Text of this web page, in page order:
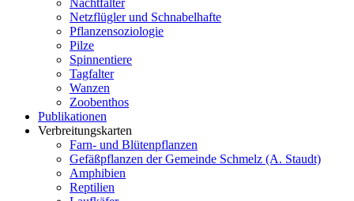
Netzflügler und Schnabelhafte
Pflanzensoziologie
Pilze
Spinnentiere
Tagfalter
Wanzen
Zoobenthos
Publikationen
Verbreitungskarten
Farn- und Blütenpflanzen
Gefäßpflanzen der Gemeinde Schmelz (A. Staudt)
Amphibien
Reptilien